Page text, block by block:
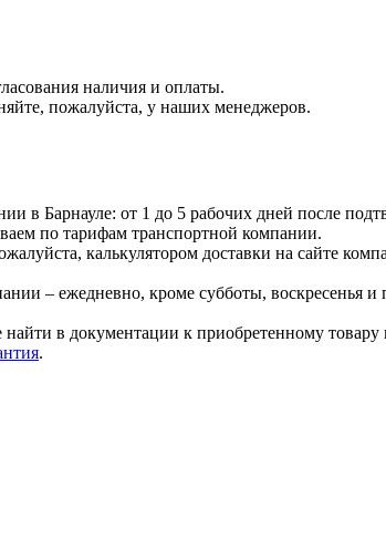
наличия и оплаты.
пожалуйста, у наших менеджеров.
в Барнауле: от 1 до 5 рабочих дней после
по тарифам транспортной компании.
калькулятором доставки на сайте
– ежедневно, кроме субботы, воскресенья
в документации к приобретенному
.